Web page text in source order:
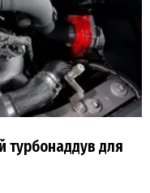
турбонаддув для